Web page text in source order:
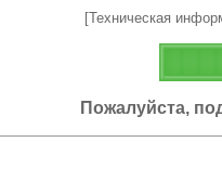
[Техническая
Пожалуйста,